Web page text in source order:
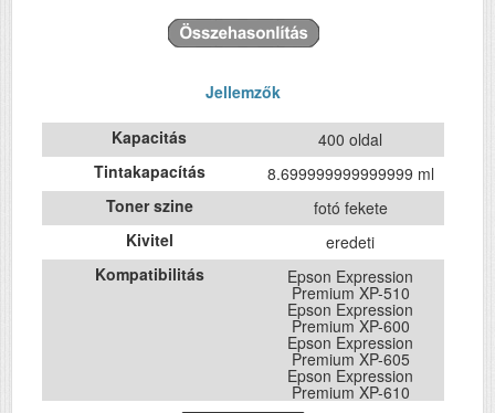
Jellemzők
Kapacitás
400 oldal
Tintakapacítás
8.699999999999999 ml
Toner szine
fotó fekete
Kivitel
eredeti
Kompatibilitás
Epson Expression
Premium XP-510
Epson Expression
Premium XP-600
Epson Expression
Premium XP-605
Epson Expression
Premium XP-610
Epson Expression